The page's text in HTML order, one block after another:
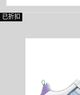
折
扣
價
已折扣